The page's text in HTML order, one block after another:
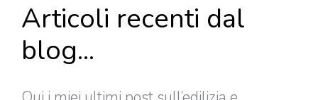
Articoli recenti dal
blog...